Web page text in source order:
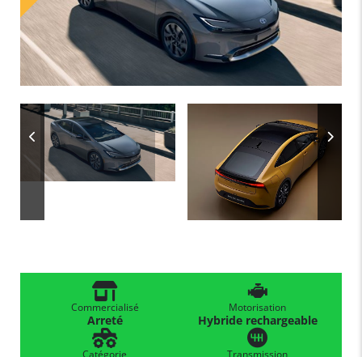
Commercialisé
Arreté
Motorisation
Hybride rechargeable
Catégorie Transmission